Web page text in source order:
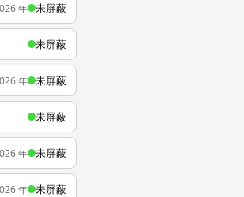
年 未屏蔽
未屏蔽
年 未屏蔽
未屏蔽
年 未屏蔽
年 未屏蔽